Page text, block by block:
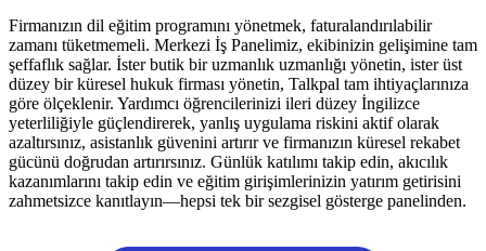
Firmanızın dil eğitim programını yönetmek, faturalandırılabilir
zamanı tüketmemeli. Merkezi İş Panelimiz, ekibinizin gelişimine tam
şeffaflık sağlar. İster butik bir uzmanlık uzmanlığı yönetin, ister üst
düzey bir küresel hukuk firması yönetin, Talkpal tam ihtiyaçlarınıza
göre ölçeklenir. Yardımcı öğrencilerinizi ileri düzey İngilizce
yeterliliğiyle güçlendirerek, yanlış uygulama riskini aktif olarak
azaltırsınız, asistanlık güvenini artırır ve firmanızın küresel rekabet
gücünü doğrudan artırırsınız. Günlük katılımı takip edin, akıcılık
kazanımlarını takip edin ve eğitim girişimlerinizin yatırım getirisini
zahmetsizce kanıtlayın—hepsi tek bir sezgisel gösterge panelinden.